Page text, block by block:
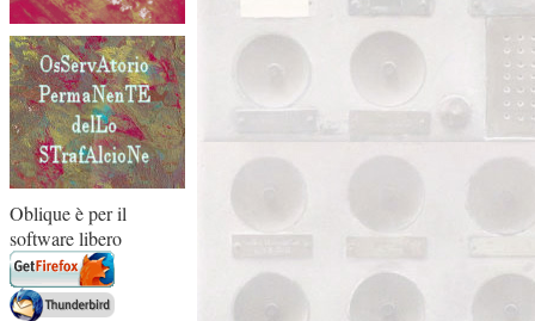
Oblique è per il
software libero